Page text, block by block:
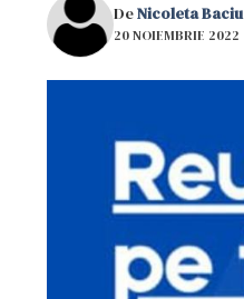
DeNicoleta Baciu
20 NOIEMBRIE 2022